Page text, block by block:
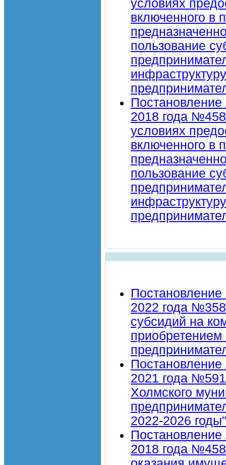
условиях
включенного в
пользование
2018 года
условиях
включенного в
пользование
2022 года
субсидий на
приобретением
2021 года
Холмского
2022-2026
2018 года